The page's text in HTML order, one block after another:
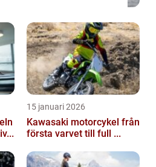
15 januari 2026
Kawasaki motorcykel från
första varvet till full ...